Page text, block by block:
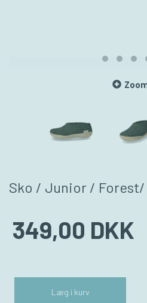
Sko / Junior / Forest/
349,00 DKK
Læg i kurv